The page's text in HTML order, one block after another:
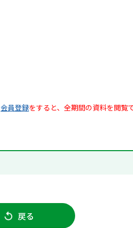
会員登録をすると、全期間の資料を閲覧
戻る